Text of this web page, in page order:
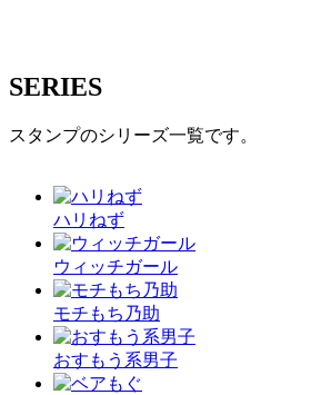
SERIES
スタンプのシリーズ一覧です。
ハリねず
ウィッチガール
モチもち乃助
おすもう系男子